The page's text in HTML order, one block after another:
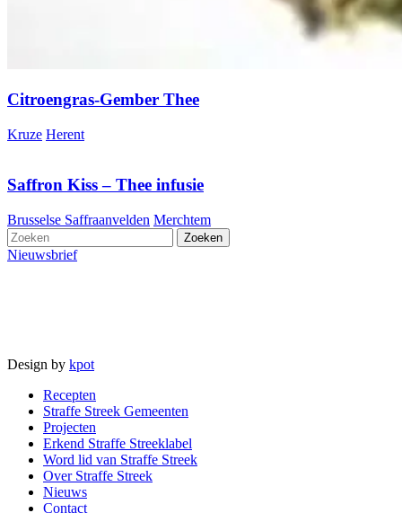
Citroengras-Gember Thee
Kruze Herent
Saffron Kiss – Thee infusie
Brusselse Saffraanvelden Merchtem
Nieuwsbrief
Design by kpot
Recepten
Straffe Streek Gemeenten
Projecten
Erkend Straffe Streeklabel
Word lid van Straffe Streek
Over Straffe Streek
Nieuws
Contact